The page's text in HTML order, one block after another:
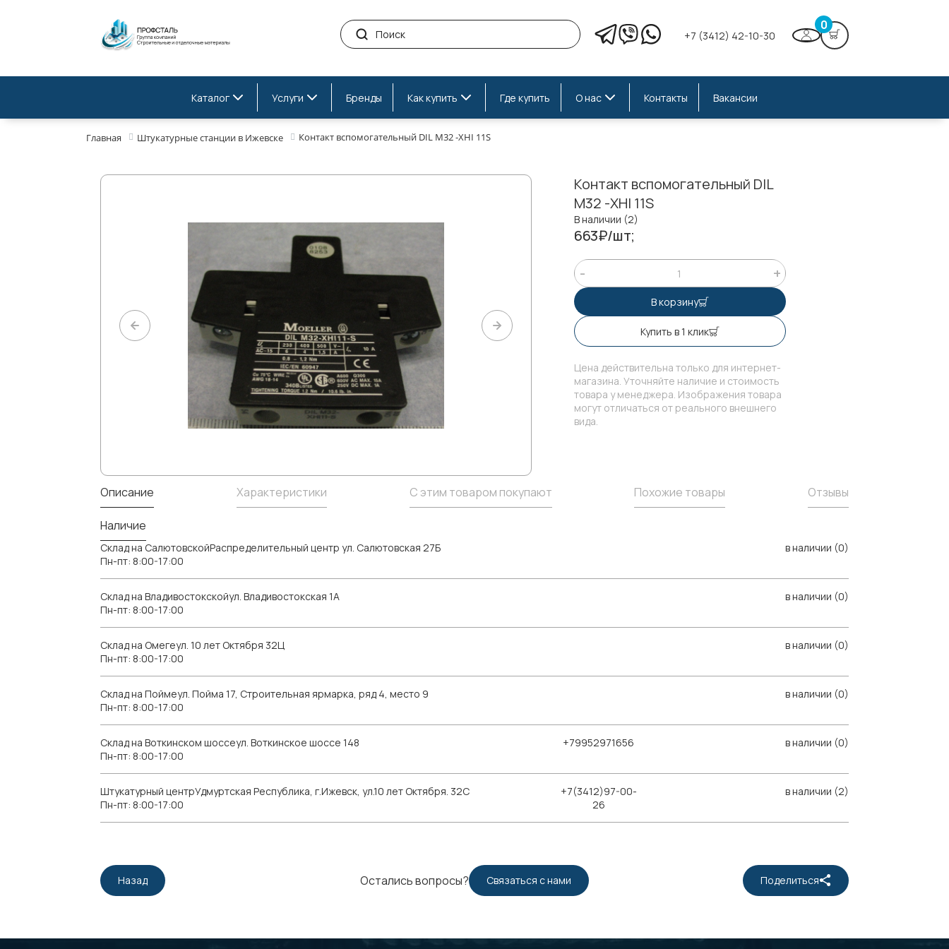
+7 (3412) 42-10-30
0
Каталог Услуги Бренды Как купить Где купить О нас Контакты Вакансии
Главная Штукатурные станции в Ижевске Контакт вспомогательный DIL M32 -ХНI 11S
Контакт вспомогательный DIL
M32 -ХНI 11S
В наличии (2)
663₽/шт;
В корзину
Купить в 1 клик
Цена действительна только для интернет-
магазина. Уточняйте наличие и стоимость
товара у менеджера. Изображения товара
могут отличаться от реального внешнего
вида.
Описание Характеристики С этим товаром покупают Похожие товары Отзывы
Наличие
Склад на СалютовскойРаспределительный центр ул. Салютовская 27Б
Пн-пт: 8:00-17:00
в наличии (0)
Склад на Владивостокскойул. Владивостокская 1А
Пн-пт: 8:00-17:00
в наличии (0)
Склад на Омегеул. 10 лет Октября 32Ц
Пн-пт: 8:00-17:00
в наличии (0)
Склад на Поймеул. Пойма 17, Строительная ярмарка, ряд 4, место 9
Пн-пт: 8:00-17:00
в наличии (0)
Склад на Воткинском шоссеул. Воткинское шоссе 148
Пн-пт: 8:00-17:00
+79952971656 в наличии (0)
Штукатурный центрУдмуртская Республика, г.Ижевск, ул.10 лет Октября. 32С
Пн-пт: 8:00-17:00
+7(3412)97-00-
26
в наличии (2)
Остались вопросы? Связаться с нами
Назад Поделиться